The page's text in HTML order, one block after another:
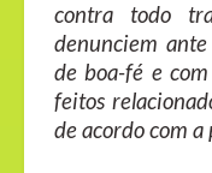
contra todo
denunciem
de boa-fé e
feitos
de acordo com a